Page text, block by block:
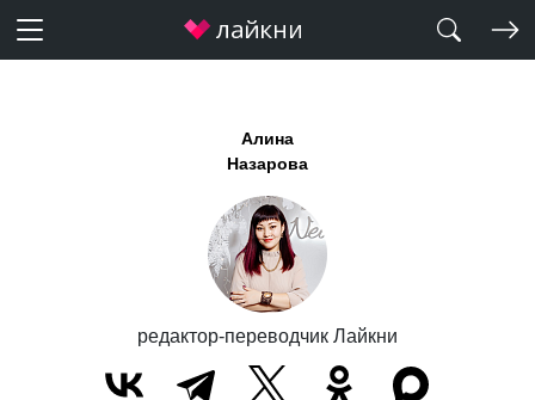
Алина
Назарова
редактор-переводчик Лайкни